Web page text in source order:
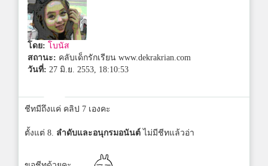
โดย: โบนัส
สถานะ: คลับเด็กรักเรียน www.dekrakrian.com
วันที่: 27 มิ.ย. 2553, 18:10:53
ชีทมีถึงแค่ คลิป 7 เองคะ
ตั้งแต่ 8. ลำดับและอนุกรมอนันต์ ไม่มีชีทแล้วอ่า